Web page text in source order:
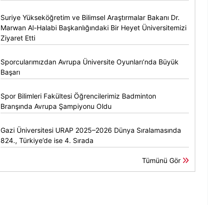
Suriye Yükseköğretim ve Bilimsel Araştırmalar Bakanı Dr.
Marwan Al-Halabi Başkanlığındaki Bir Heyet Üniversitemizi
Ziyaret Etti
Sporcularımızdan Avrupa Üniversite Oyunları’nda Büyük
Başarı
Spor Bilimleri Fakültesi Öğrencilerimiz Badminton
Branşında Avrupa Şampiyonu Oldu
Gazi Üniversitesi URAP 2025–2026 Dünya Sıralamasında
824., Türkiye’de ise 4. Sırada
Tümünü Gör